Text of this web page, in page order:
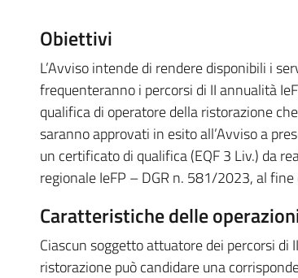
Descrizione
Obiettivi
L’Avviso intende di rendere disponibili i
frequenteranno i percorsi di II annualità
qualifica di operatore della ristorazione
saranno approvati in esito all’Avviso a
un certificato di qualifica (EQF 3 Liv.) da
regionale IeFP – DGR n. 581/2023, al
Caratteristiche delle
Ciascun soggetto attuatore dei percorsi
ristorazione può candidare una